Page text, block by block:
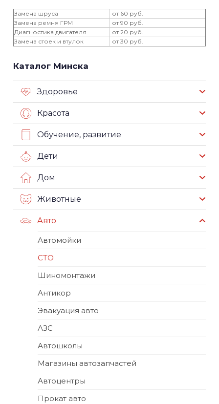
Замена шруса
от 60 руб.
Замена ремня ГРМ
от 90 руб.
Диагностика двигателя
от 20 руб.
Замена стоек и втулок
от 30 руб.
Каталог Минска
Здоровье
Красота
Обучение, развитие
Дети
Дом
Животные
Авто
Автомойки
СТО
Шиномонтажи
Антикор
Эвакуация авто
АЗС
Автошколы
Магазины автозапчастей
Автоцентры
Прокат авто